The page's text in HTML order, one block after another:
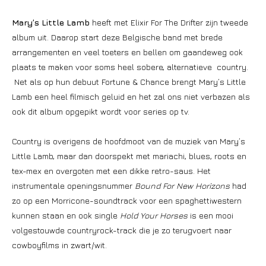
Mary’s Little Lamb heeft met Elixir For The Drifter zijn tweede
album uit. Daarop start deze Belgische band met brede
arrangementen en veel toeters en bellen om gaandeweg ook
plaats te maken voor soms heel sobere, alternatieve country.
Net als op hun debuut Fortune & Chance brengt Mary’s Little
Lamb een heel filmisch geluid en het zal ons niet verbazen als
ook dit album opgepikt wordt voor series op tv.
Country is overigens de hoofdmoot van de muziek van Mary’s
Little Lamb, maar dan doorspekt met mariachi, blues, roots en
tex-mex en overgoten met een dikke retro-saus. Het
instrumentale openingsnummer Bound For New Horizons had
zo op een Morricone-soundtrack voor een spaghettiwestern
kunnen staan en ook single Hold Your Horses is een mooi
volgestouwde countryrock-track die je zo terugvoert naar
cowboyfilms in zwart/wit.